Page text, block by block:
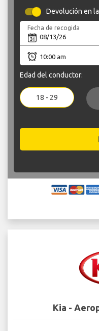
Devolución en
Fecha de recogida
Edad del conductor:
18 - 29
Kia -